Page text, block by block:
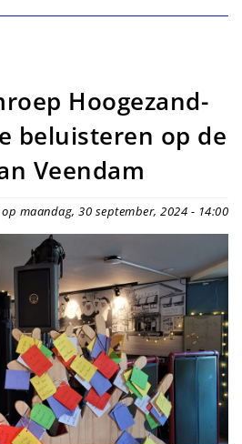
Hoogezand-
beluisteren op de
Veendam
maandag, 30 september, 2024 - 14:00